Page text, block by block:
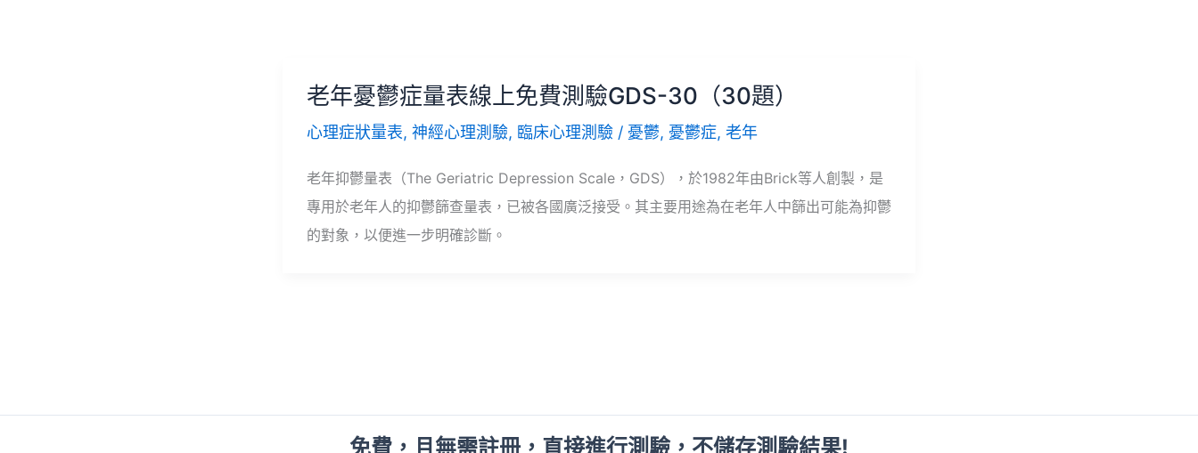
老年憂鬱症量表線上免費測驗GDS-30（30題）
心理症狀量表, 神經心理測驗, 臨床心理測驗 / 憂鬱, 憂鬱症, 老年
老年抑鬱量表（The Geriatric Depression Scale，GDS），於1982年由Brick等人創製，是
專用於老年人的抑鬱篩查量表，已被各國廣泛接受。其主要用途為在老年人中篩出可能為抑鬱
的對象，以便進一步明確診斷。
免費，且無需註冊，直接進行測驗，不儲存測驗結果!